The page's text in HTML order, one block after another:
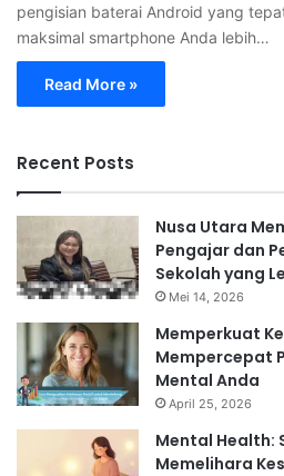
pengisian baterai Android yang
maksimal smartphone Anda lebih…
Read More »
Recent Posts
Nusa Utara
Pengajar dan
Sekolah yang
Mei 14, 2026
Memperkuat
Mempercepat
Mental Anda
April 25, 2026
Mental Health:
Memelihara